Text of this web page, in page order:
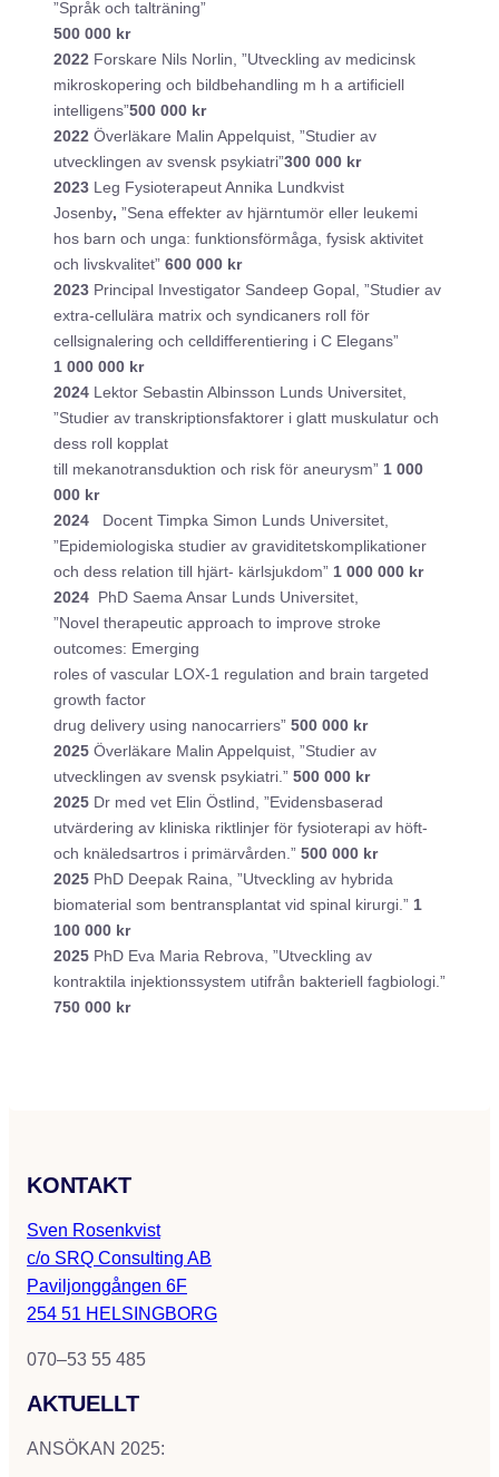
”Språk och talträning”
500 000 kr
2022 Forskare Nils Norlin, ”Utveckling av medicinsk
mikroskopering och bildbehandling m h a artificiell
intelligens”500 000 kr
2022 Överläkare Malin Appelquist, ”Studier av
utvecklingen av svensk psykiatri”300 000 kr
2023 Leg Fysioterapeut Annika Lundkvist
Josenby, ”Sena effekter av hjärntumör eller leukemi
hos barn och unga: funktionsförmåga, fysisk aktivitet
och livskvalitet” 600 000 kr
2023 Principal Investigator Sandeep Gopal, ”Studier av
extra-cellulära matrix och syndicaners roll för
cellsignalering och celldifferentiering i C Elegans”
1 000 000 kr
2024 Lektor Sebastin Albinsson Lunds Universitet,
”Studier av transkriptionsfaktorer i glatt muskulatur och
dess roll kopplat
till mekanotransduktion och risk för aneurysm” 1 000
000 kr
2024
Docent Timpka Simon Lunds Universitet,
”Epidemiologiska studier av graviditetskomplikationer
och dess relation till hjärt- kärlsjukdom” 1 000 000 kr
2024 PhD Saema Ansar Lunds Universitet,
”Novel therapeutic approach to improve stroke
outcomes: Emerging
roles of vascular LOX-1 regulation and brain targeted
growth factor
drug delivery using nanocarriers” 500 000 kr
2025 Överläkare Malin Appelquist, ”Studier av
utvecklingen av svensk psykiatri.” 500 000 kr
2025 Dr med vet Elin Östlind, ”Evidensbaserad
utvärdering av kliniska riktlinjer för fysioterapi av höft-
och knäledsartros i primärvården.” 500 000 kr
2025 PhD Deepak Raina, ”Utveckling av hybrida
biomaterial som bentransplantat vid spinal kirurgi.” 1
100 000 kr
2025 PhD Eva Maria Rebrova, ”Utveckling av
kontraktila injektionssystem utifrån bakteriell fagbiologi.”
750 000 kr
KONTAKT
Sven Rosenkvist
c/o SRQ Consulting AB
Paviljonggången 6F
254 51 HELSINGBORG
070–53 55 485
AKTUELLT
ANSÖKAN 2025: